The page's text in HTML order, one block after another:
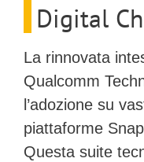
Digital
La rinnovata
Qualcomm
l’adozione su
piattaforme
Questa suite